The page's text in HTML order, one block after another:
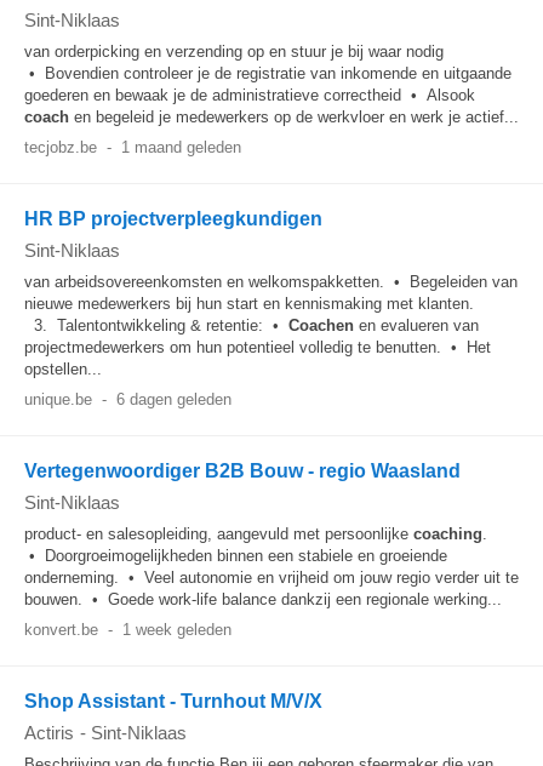
Sint-Niklaas
van orderpicking en verzending op en stuur je bij waar nodig
• Bovendien controleer je de registratie van inkomende en uitgaande
goederen en bewaak je de administratieve correctheid • Alsook
coach en begeleid je medewerkers op de werkvloer en werk je actief...
tecjobz.be - 1 maand geleden
HR BP projectverpleegkundigen
Sint-Niklaas
van arbeidsovereenkomsten en welkomspakketten. • Begeleiden van
nieuwe medewerkers bij hun start en kennismaking met klanten.
3. Talentontwikkeling & retentie: • Coachen en evalueren van
projectmedewerkers om hun potentieel volledig te benutten. • Het
opstellen...
unique.be - 6 dagen geleden
Vertegenwoordiger B2B Bouw - regio Waasland
Sint-Niklaas
product- en salesopleiding, aangevuld met persoonlijke coaching.
• Doorgroeimogelijkheden binnen een stabiele en groeiende
onderneming. • Veel autonomie en vrijheid om jouw regio verder uit te
bouwen. • Goede work-life balance dankzij een regionale werking...
konvert.be - 1 week geleden
Shop Assistant - Turnhout M/V/X
Actiris - Sint-Niklaas